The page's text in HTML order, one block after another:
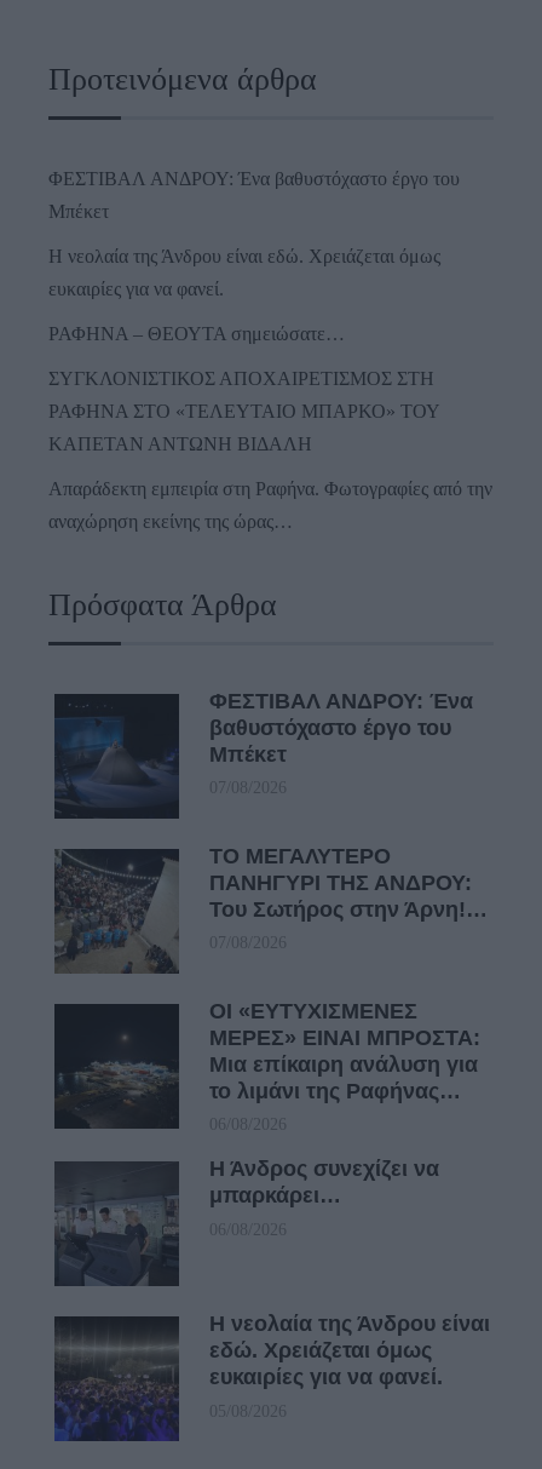
Προτεινόμενα άρθρα
ΦΕΣΤΙΒΑΛ ΑΝΔΡΟΥ: Ένα βαθυστόχαστο έργο του
Μπέκετ
Η νεολαία της Άνδρου είναι εδώ. Χρειάζεται όμως
ευκαιρίες για να φανεί.
ΡΑΦΗΝΑ – ΘΕΟΥΤΑ σημειώσατε…
ΣΥΓΚΛΟΝΙΣΤΙΚΟΣ ΑΠΟΧΑΙΡΕΤΙΣΜΟΣ ΣΤΗ
ΡΑΦΗΝΑ ΣΤΟ «ΤΕΛΕΥΤΑΙΟ ΜΠΑΡΚΟ» ΤΟΥ
ΚΑΠΕΤΑΝ ΑΝΤΩΝΗ ΒΙΔΑΛΗ
Απαράδεκτη εμπειρία στη Ραφήνα. Φωτογραφίες από την
αναχώρηση εκείνης της ώρας…
Πρόσφατα Άρθρα
ΦΕΣΤΙΒΑΛ ΑΝΔΡΟΥ: Ένα
βαθυστόχαστο έργο του
Μπέκετ
07/08/2026
ΤΟ ΜΕΓΑΛΥΤΕΡΟ
ΠΑΝΗΓΥΡΙ ΤΗΣ ΑΝΔΡΟΥ:
Του Σωτήρος στην Άρνη!…
07/08/2026
ΟΙ «ΕΥΤΥΧΙΣΜΕΝΕΣ
ΜΕΡΕΣ» ΕΙΝΑΙ ΜΠΡΟΣΤΑ:
Μια επίκαιρη ανάλυση για
το λιμάνι της Ραφήνας…
06/08/2026
Η Άνδρος συνεχίζει να
μπαρκάρει…
06/08/2026
Η νεολαία της Άνδρου είναι
εδώ. Χρειάζεται όμως
ευκαιρίες για να φανεί.
05/08/2026